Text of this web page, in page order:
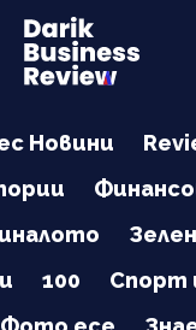
Новини
100
Спорт